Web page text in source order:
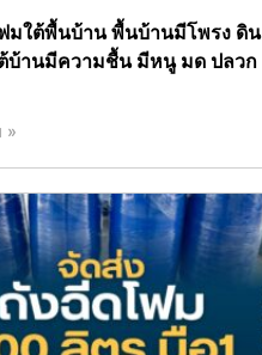
มใต้พื้นบ้าน พื้นบ้านมีโพรง ดิน
บ้านมีความชื้น มีหนู มด ปลวก
»